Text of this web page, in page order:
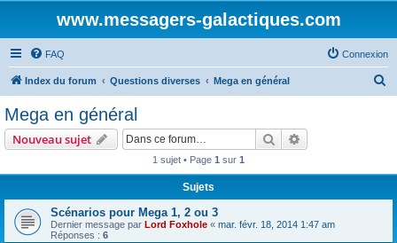
www.messagers-galactiques.com
FAQ Connexion
Index du forum Questions diverses Mega en général
Mega en général
Nouveau sujet Rechercher
1 sujet • Page 1 sur 1
Sujets
Scénarios pour Mega 1, 2 ou 3
Dernier message par Lord Foxhole « mar. févr. 18, 2014 1:47 am
Réponses : 6